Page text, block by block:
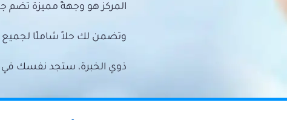
المركز هو وجهةً مميزة تضم
وتضمن لك حلاً شاملًا
ذوي الخبرة، ستجد نفسك في